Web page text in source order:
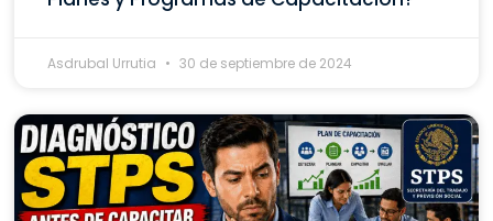
Asdrubal Urrutia 30 de septiembre de 2024